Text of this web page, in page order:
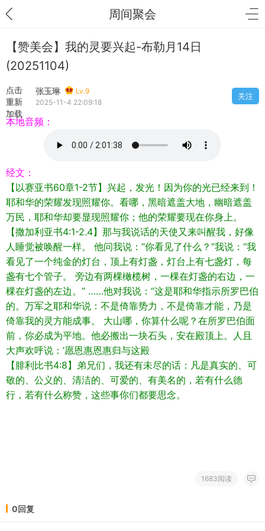
周间聚会
【赞美会】我的灵要兴起-布勒月14日
(20251104)
点击
重新
加载
张玉琳
Lv.9
2025-11-4 22:09:18
关注
本地音频：
经文：
【以赛亚书60章1-2节】兴起，发光！因为你的光已经来到！
耶和华的荣耀发现照耀你。看哪，黑暗遮盖大地，幽暗遮盖
万民，耶和华却要显现照耀你；他的荣耀要现在你身上。
【撒加利亚书4:1-2.4】那与我说话的天使又来叫醒我，好像
人睡觉被唤醒一样。 他问我说：“你看见了什么？”我说：“我
看见了一个纯金的灯台，顶上有灯盏，灯台上有七盏灯，每
盏有七个管子。 旁边有两棵橄榄树，一棵在灯盏的右边，一
棵在灯盏的左边。” ……他对我说：“这是耶和华指示所罗巴伯
的。万军之耶和华说：不是倚靠势力，不是倚靠才能，乃是
倚靠我的灵方能成事。 大山哪，你算什么呢？在所罗巴伯面
前，你必成为平地。他必搬出一块石头，安在殿顶上。人且
大声欢呼说：‘愿恩惠恩惠归与这殿
【腓利比书4:8】弟兄们，我还有未尽的话：凡是真实的、可
敬的、公义的、清洁的、可爱的、有美名的，若有什么德
行，若有什么称赞，这些事你们都要思念。
1683阅读
0回复